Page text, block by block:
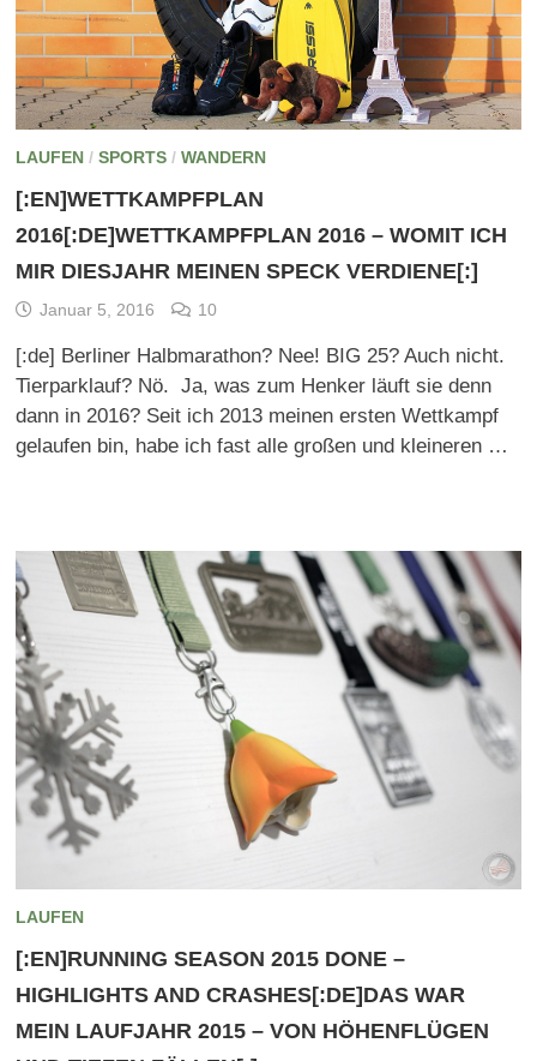
LAUFEN/ SPORTS/ WANDERN
[:EN]WETTKAMPFPLAN
2016[:DE]WETTKAMPFPLAN 2016 – WOMIT ICH
MIR DIESJAHR MEINEN SPECK VERDIENE[:]
Januar 5, 2016 10
[:de] Berliner Halbmarathon? Nee! BIG 25? Auch nicht.
Tierparklauf? Nö. Ja, was zum Henker läuft sie denn
dann in 2016? Seit ich 2013 meinen ersten Wettkampf
gelaufen bin, habe ich fast alle großen und kleineren …
LAUFEN
[:EN]RUNNING SEASON 2015 DONE –
HIGHLIGHTS AND CRASHES[:DE]DAS WAR
MEIN LAUFJAHR 2015 – VON HÖHENFLÜGEN